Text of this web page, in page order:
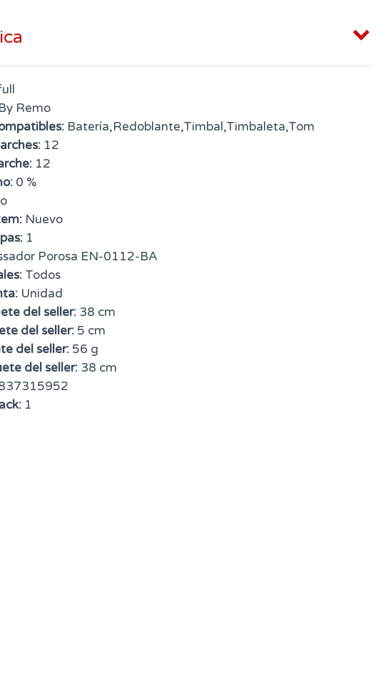
Remo
Batería,Redoblante,Timbal,Timbaleta,Tom
12
12
0 %
Nuevo
1
Porosa EN-0112-BA
Todos
Unidad
del seller: 38 cm
del seller: 5 cm
del seller: 56 g
del seller: 38 cm
1